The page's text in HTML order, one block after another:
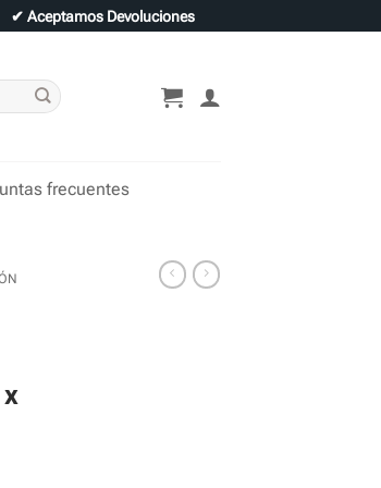
✔ Aceptamos Devoluciones
frecuentes